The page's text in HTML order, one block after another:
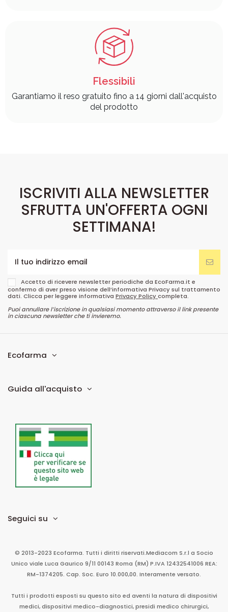
Flessibili
Garantiamo il reso gratuito fino a 14 giorni dall'acquisto
del prodotto
ISCRIVITI ALLA NEWSLETTER
SFRUTTA UN'OFFERTA OGNI
SETTIMANA!
Accetto di ricevere newsletter periodiche da EcoFarma.it e
confermo di aver preso visione dell’informativa Privacy sul trattamento
dati. Clicca per leggere informativa Privacy Policycompleta.
Puoi annullare l’iscrizione in qualsiasi momento attraverso il link presente
in ciascuna newsletter che ti invieremo.
Ecofarma
Guida all'acquisto
Seguici su
© 2013-2023 Ecofarma. Tutti i diritti riservati.Mediacom S.r.l a Socio
Unico viale Luca Gaurico 9/11 00143 Roma (RM) P.IVA 12432541006 REA:
RM-1374205. Cap. Soc. Euro 10.000,00. Interamente versato.
Tutti i prodotti esposti su questo sito ed aventi la natura di dispositivi
medici, dispositivi medico-diagnostici, presidi medico chirurgici,